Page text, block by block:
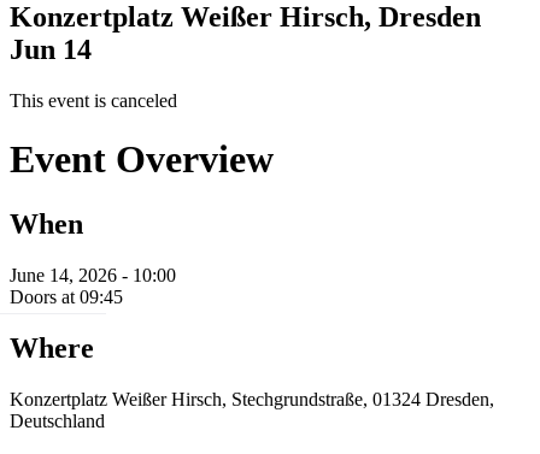
Konzertplatz Weißer Hirsch, Dresden
Jun 14
This event is canceled
Event Overview
When
June 14, 2026 - 10:00
Doors at 09:45
Where
Konzertplatz Weißer Hirsch, Stechgrundstraße, 01324 Dresden,
Deutschland